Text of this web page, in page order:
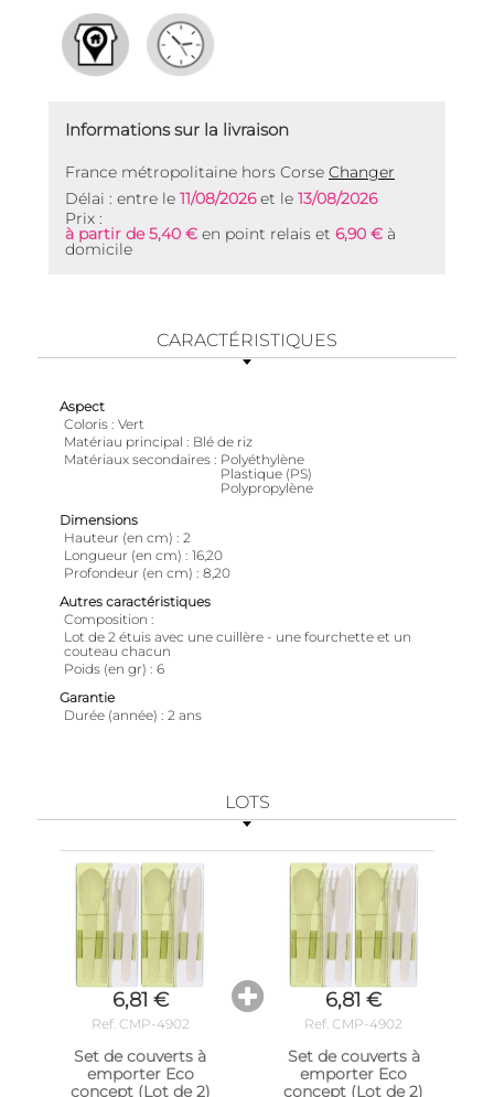
Informations sur la livraison
France métropolitaine hors Corse Changer
Délai : entre le 11/08/2026et le 13/08/2026
Prix :
à partir de 5,40 € en point relais et 6,90 € à
domicile
CARACTÉRISTIQUES
Aspect
Coloris Vert
Matériau principal
Blé de riz
Matériaux secondaires
Polyéthylène
Plastique (PS)
Polypropylène
Dimensions
Hauteur (en cm)
2
Longueur (en cm)
16,20
Profondeur (en cm)
8,20
Autres caractéristiques
Composition
Lot de 2 étuis avec une cuillère - une fourchette et un
couteau chacun
Poids (en gr)
6
Garantie
Durée (année)
2 ans
LOTS
6,81 €
Ref. CMP-4902
Set de couverts à
emporter Eco
concept (Lot de 2)
6,81 €
Ref. CMP-4902
Set de couverts à
emporter Eco
concept (Lot de 2)